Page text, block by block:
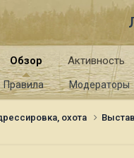
Обзор
Правила Модераторы
Активность
охота